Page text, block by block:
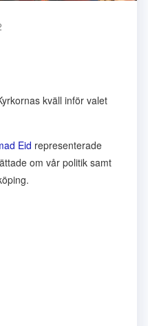
kväll inför valet
Eid representerade
om vår politik samt